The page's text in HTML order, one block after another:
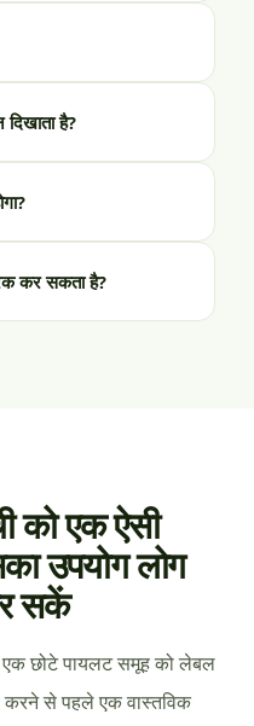
है?
कर सकता है?
को एक ऐसी
उपयोग लोग
सकें
छोटे पायलट समूह को लेबल
से पहले एक वास्तविक